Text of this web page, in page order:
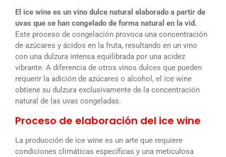
El ice wine es un vino dulce natural elaborado a partir de
uvas que se han congelado de forma natural en la vid.
Este proceso de congelación provoca una concentración
de azúcares y ácidos en la fruta, resultando en un vino
con una dulzura intensa equilibrada por una acidez
vibrante. A diferencia de otros vinos dulces que pueden
requerir la adición de azúcares o alcohol, el ice wine
obtiene su dulzura exclusivamente de la concentración
natural de las uvas congeladas.
Proceso de elaboración del ice wine
La producción de ice wine es un arte que requiere
condiciones climáticas específicas y una meticulosa